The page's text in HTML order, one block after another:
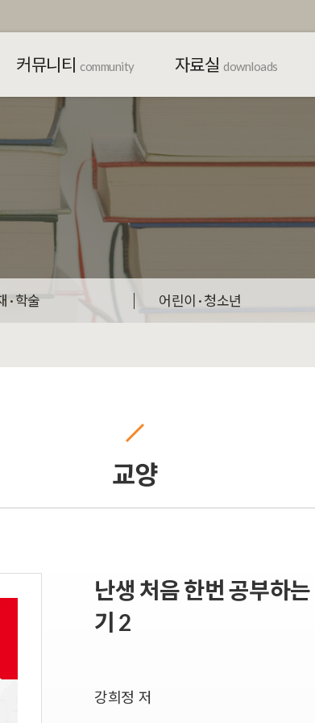
커뮤니티 community 자료실 downloads
· 학술 어린이 · 청소년
교양
난생 처음 한번 공부하
기 2
강희정 저